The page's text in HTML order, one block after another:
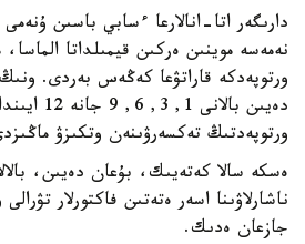
دارىگەر اتا-انالارعا ءسابي باسىن
نەمەسە موينىن ەركىن قيمىلداتا
ورتوپەدكە قاراتۋعا كەڭەس بەردى.
دەيىن
ورتوپەدتىڭ تەكسەرۋىنەن وتكىزۋ
ەسكە سالا كەتەيىك، بۇعان دەيىن،
ناشارلاۋىنا اسەر ەتەتىن فاكتورلار
جازعان ەدىك.